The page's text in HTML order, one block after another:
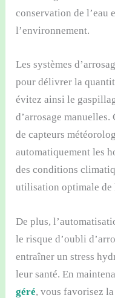
conservation de l’eau
l’environnement.
Les systèmes
pour délivrer la
évitez ainsi le
d’arrosage
de capteurs
automatiquement les
des conditions
utilisation optimale de
De plus,
le risque d’oubli
entraîner un stress
leur santé. En
géré, vous favorisez